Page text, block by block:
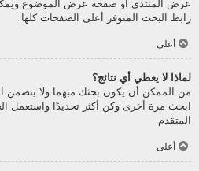
عرض المنتدى أو صفحة عرض الموضوع
رابط البحث المتوفر أعلى الصفحات كلها.
أعلى
لماذا لا يعطي أي نتائج؟
ابحث مرة أخرى وكن أكثر تحديدًا واستعمل
المتقدم.
أعلى